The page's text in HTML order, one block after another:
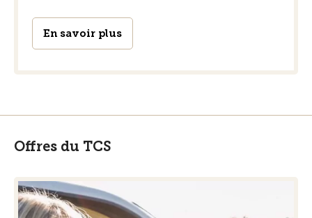
En savoir plus
Offres du TCS